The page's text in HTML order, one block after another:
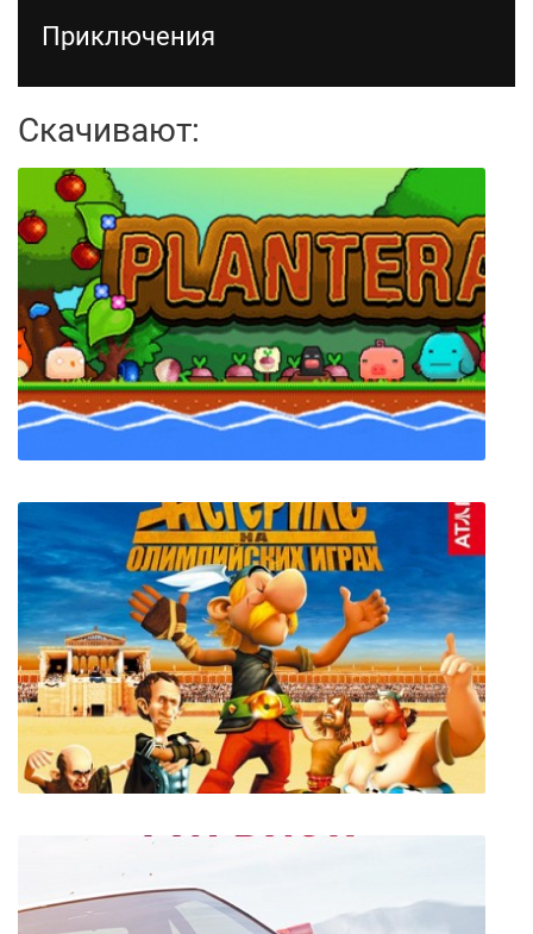
Приключения
Скачивают:
Plantera